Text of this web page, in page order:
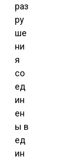
раз
ру
ше
ни
я
со
ед
ин
ен
ы в
ед
ин